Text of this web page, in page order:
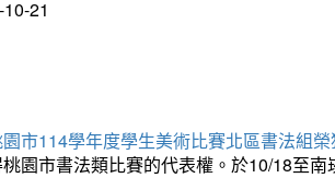
21
市114學年度學生美術比賽北區書法組
園市書法類比賽的代表權。於10/18至